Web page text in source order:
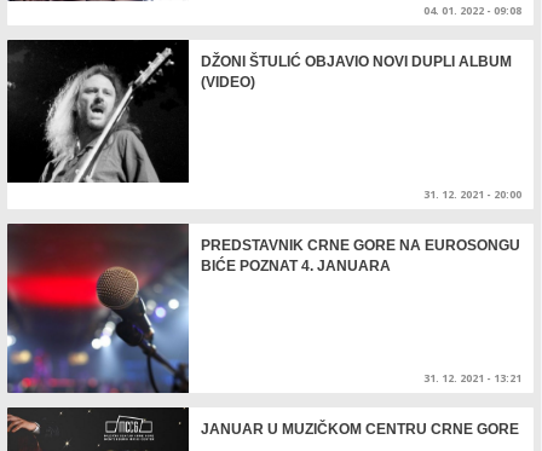
04. 01. 2022 - 09:08
DŽONI ŠTULIĆ OBJAVIO NOVI DUPLI ALBUM
(VIDEO)
31. 12. 2021 - 20:00
PREDSTAVNIK CRNE GORE NA EUROSONGU
BIĆE POZNAT 4. JANUARA
31. 12. 2021 - 13:21
JANUAR U MUZIČKOM CENTRU CRNE GORE